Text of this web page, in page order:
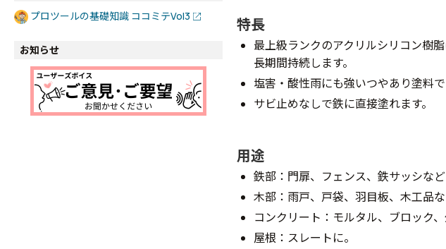
プロツールの基礎知識 ココミテVol3
お知らせ
特長
最上級ランクのアクリルシリコン樹
長期間持続します。
塩害・酸性雨にも強いつやあり塗料で
サビ止めなしで鉄に直接塗れます。
用途
鉄部：門扉、フェンス、鉄サッシなど
木部：雨戸、戸袋、羽目板、木工品な
コンクリート：モルタル、ブロック
屋根：スレートに。